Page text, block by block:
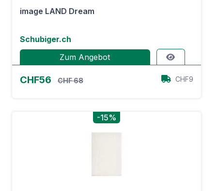
image LAND Dream
Schubiger.ch
Zum Angebot
CHF56 CHF 68 CHF9
-15%